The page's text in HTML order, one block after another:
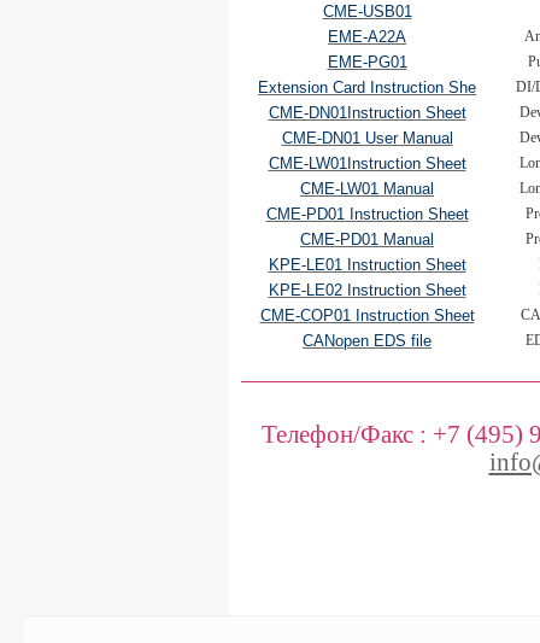
CME-USB01
EME-A22A
EME-PG01
Extension Card Instruction She DI/
CME-DN01Instruction Sheet
CME-DN01 User Manual
CME-LW01Instruction Sheet
CME-LW01 Manual
CME-PD01 Instruction Sheet
CME-PD01 Manual
KPE-LE01 Instruction Sheet
KPE-LE02 Instruction Sheet
CME-COP01 Instruction Sheet
CANopen EDS file
Телефон/Факс : +7 (495)